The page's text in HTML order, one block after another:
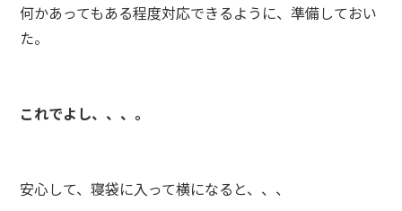
何かあってもある程度対応できるように、準備しておい
た。
これでよし、、、。
安心して、寝袋に入って横になると、、、